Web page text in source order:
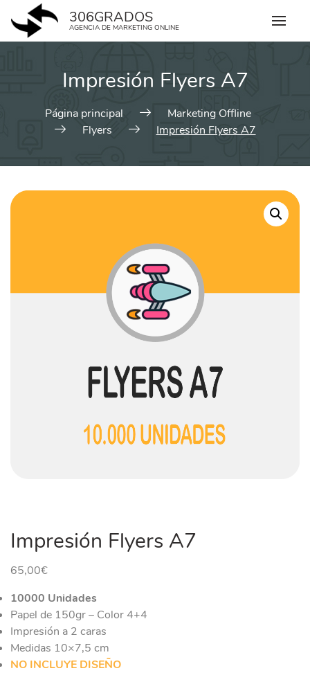
content
306GRADOS
AGENCIA DE MARKETING ONLINE
Impresión Flyers A7
Página principal
Marketing Offline
Flyers
Impresión Flyers A7
Impresión Flyers A7
65,00€
10000 Unidades
Papel de 150gr – Color 4+4
Impresión a 2 caras
Medidas 10×7,5 cm
NO INCLUYE DISEÑO